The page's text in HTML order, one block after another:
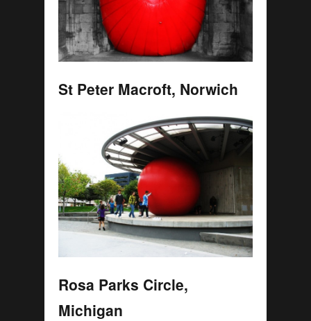
St Peter Macroft, Norwich
Rosa Parks Circle,
Michigan